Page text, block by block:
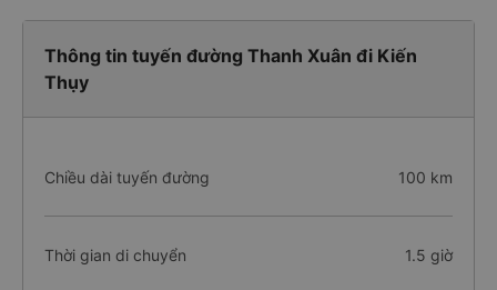
Thông tin tuyến đường Thanh Xuân đi Kiến
Thụy
Chiều dài tuyến đường 100 km
Thời gian di chuyển 1.5 giờ